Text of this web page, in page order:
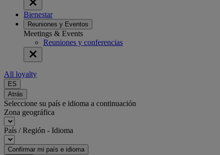
Bienestar
Reuniones y Eventos
Meetings & Events
Reuniones y conferencias
All loyalty
ES
Atrás
Seleccione su país e idioma a continuación
Zona geográfica
País / Región - Idioma
Confirmar mi país e idioma